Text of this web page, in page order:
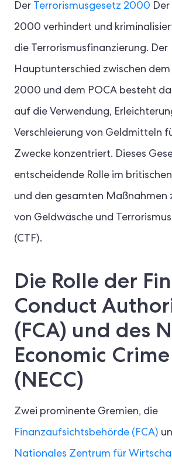
Der Terrorismusgesetz 2000
2000 verhindert und
die Terrorismusfinanzierung. Der
Hauptunterschied zwischen
2000 und dem POCA besteht
auf die Verwendung,
Verschleierung von Geldmitteln
Zwecke konzentriert. Dieses
entscheidende Rolle im
und den gesamten Maßnahmen
von Geldwäsche und
(CTF).
Die Rolle der
Conduct
(FCA) und des
Economic
(NECC)
Zwei prominente Gremien, die
Finanzaufsichtsbehörde (FCA)
Nationales Zentrum für